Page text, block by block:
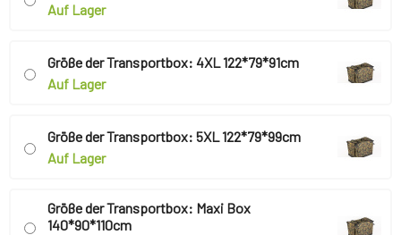
Auf Lager
Größe der Transportbox: 4XL 122*79*91cm
Auf Lager
Größe der Transportbox: 5XL 122*79*99cm
Auf Lager
Größe der Transportbox: Maxi Box
140*90*110cm